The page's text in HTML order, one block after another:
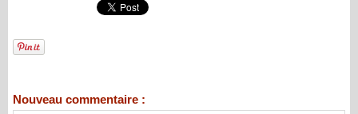
Nouveau commentaire :